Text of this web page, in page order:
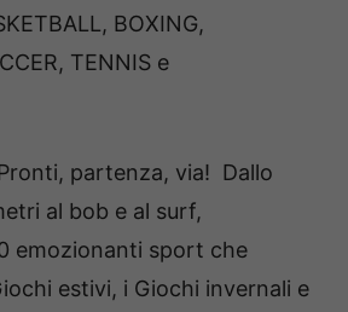
BOXING,
TENNIS e
partenza, via! Dallo
al bob e al surf,
emozionanti sport che
estivi, i Giochi invernali e